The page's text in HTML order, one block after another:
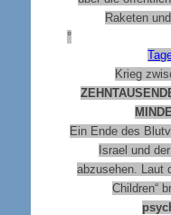
Raketen
°
Krieg
Ein Ende des
Israel und
abzusehen. Laut
Children“